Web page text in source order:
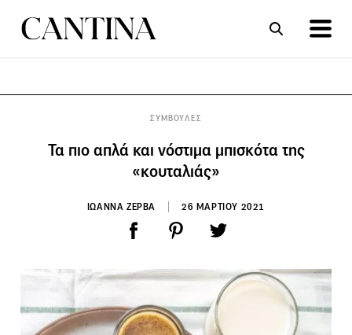
ΣΥΜΒΟΥΛΕΣ
Τα πιο απλά και νόστιμα μπισκότα της
«κουταλιάς»
ΙΩΑΝΝΑ ΖΕΡΒΑ 26 ΜΑΡΤΙΟΥ 2021